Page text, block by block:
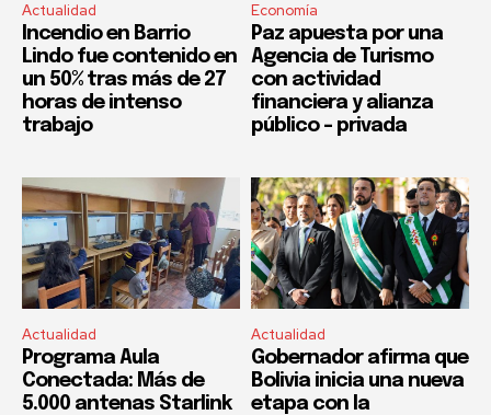
Actualidad
Incendio en Barrio
Lindo fue contenido en
un 50% tras más de 27
horas de intenso
trabajo
Economía
Paz apuesta por una
Agencia de Turismo
con actividad
financiera y alianza
público – privada
Actualidad
Programa Aula
Conectada: Más de
5.000 antenas Starlink
Actualidad
Gobernador afirma que
Bolivia inicia una nueva
etapa con la